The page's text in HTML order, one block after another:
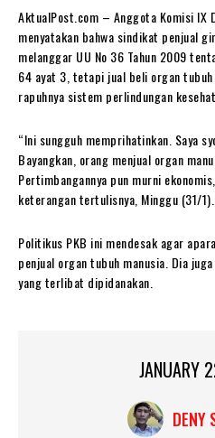
AktualPost.com – Anggota Komisi IX
menyatakan bahwa sindikat penjual
melanggar UU No 36 Tahun 2009
64 ayat 3, tetapi jual beli organ
rapuhnya sistem perlindungan
“Ini sungguh memprihatinkan. Saya
Bayangkan, orang menjual organ
Pertimbangannya pun murni
keterangan tertulisnya, Minggu (31/1).
Politikus PKB ini mendesak agar
penjual organ tubuh manusia. Dia
yang terlibat dipidanakan.
JANUARY
DENY